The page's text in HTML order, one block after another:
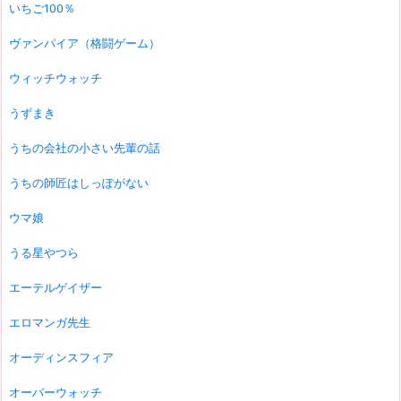
いちご100％
ヴァンパイア（格闘ゲーム）
ウィッチウォッチ
うずまき
うちの会社の小さい先輩の話
うちの師匠はしっぽがない
ウマ娘
うる星やつら
エーテルゲイザー
エロマンガ先生
オーディンスフィア
オーバーウォッチ